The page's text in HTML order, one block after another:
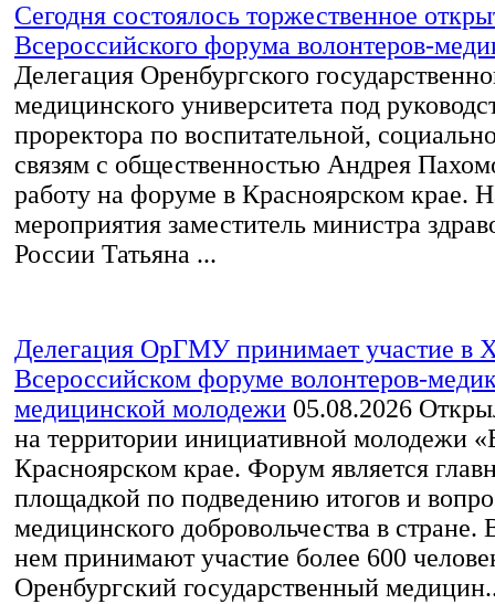
Сегодня состоялось торжественное
Всероссийского форума волонтеров-
Делегация Оренбургского
медицинского университета под
проректора по воспитательной,
связям с общественностью Андрея
работу на форуме в Красноярском крае.
мероприятия заместитель министра
России Татьяна ...
Делегация ОрГМУ принимает участие в
Всероссийском форуме волонтеров-
медицинской молодежи 05.08.2026
на территории инициативной молодежи
Красноярском крае. Форум является
площадкой по подведению итогов и
медицинского добровольчества в стране.
нем принимают участие более 600
Оренбургский государственный